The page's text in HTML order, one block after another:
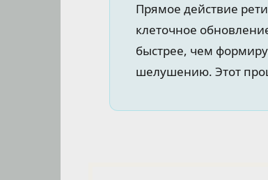
Прямое действие
клеточное
быстрее, чем
шелушению. Этот